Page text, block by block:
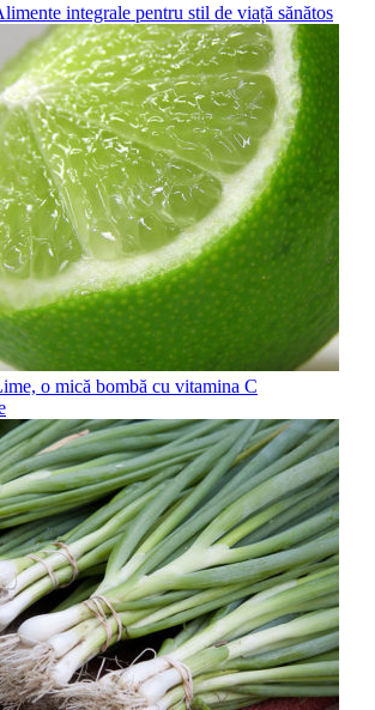
integrale pentru stil de viață sănătos
o mică bombă cu vitamina C